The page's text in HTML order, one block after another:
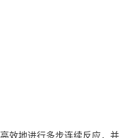
效地进行多步连续反应，并